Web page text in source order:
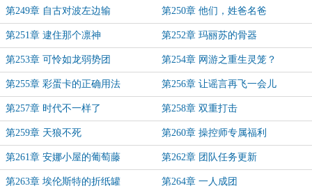
第249章 自古对波左边输 第250章 他们，姓爸名爸
第251章 逮住那个凛神 第252章 玛丽苏的骨器
第253章 可怜如龙弱势团 第254章 网游之重生灵笼？
第255章 彩蛋卡的正确用法 第256章 让谣言再飞一会儿
第257章 时代不一样了 第258章 双重打击
第259章 天狼不死 第260章 操控师专属福利
第261章 安娜小屋的葡萄藤 第262章 团队任务更新
第263章 埃伦斯特的折纸罐 第264章 一人成团